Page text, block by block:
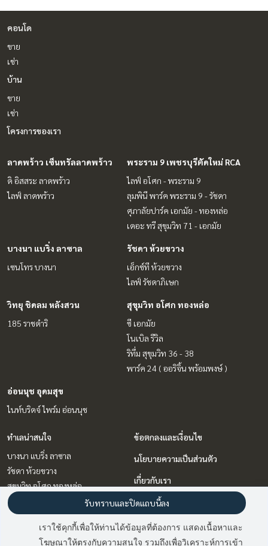
คอนโด
ขาย
เช่า
บ้าน
ขาย
เช่า
โครงการของเรา
ลาดพร้าว เซ็นทรัลลาดพร้าว
ดิ อิสสระ ลาดพร้าว
ไลฟ์ ลาดพร้าว
พระราม 9 เพชรบุรีตัดใหม่ RCA
ไลฟ์ อโศก - พระราม 9
ลุมพินี พาร์ค พระราม 9 - รัชดา
ศุภาลัยปาร์ค เอกมัย - ทองหล่อ
เดอะ ทรี สุขุมวิท 71 - เอกมัย
บางนา แบริ่ง ลาซาล
เซนโทร บางนา
รัชดา ห้วยขวาง
เอ็กซ์ที ห้วยขวาง
ไลฟ์ รัชดาภิเษก
วิทยุ ชิดลม หลังสวน
185 ราชดำริ
สุขุมวิท อโศก ทองหล่อ
ซี เอกมัย
โนเบิล รีวิล
ริทึ่ม สุขุมวิท 36 - 38
พาร์ค 24 ( ออริจิ้น พร้อมพงษ์ )
อ่อนนุช อุดมสุข
ไนท์บริดจ์ ไพร์ม อ่อนนุช
ทำเลน่าสนใจ
บางนา แบริ่ง ลาซาล
รัชดา ห้วยขวาง
สุขุมวิท อโศก ทองหล่อ
ลาดพร้าว เซ็นทรัลลาดพร้าว
อ่อนนุช อุดมสุข
วิทยุ ชิดลม หลังสวน
ข้อตกลงและเงื่อนไข
นโยบายความเป็นส่วนตัว
เกี่ยวกับเรา
วิธีการฝากขาย-เช่า
ติดต่อ
เราใช้คุกกี้เพื่อให้ท่านได้ข้อมูลที่ต้องการ แสดงเนื้อหาและ
โฆษณาให้ตรงกับความสนใจ รวมถึงเพื่อวิเคราะห์การเข้า
รับทราบและปิดแถบนี้ลง